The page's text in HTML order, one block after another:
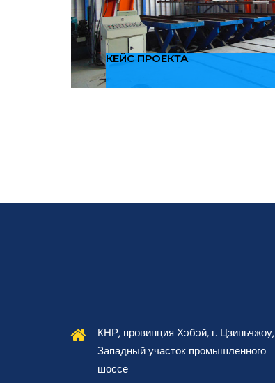
КЕЙС ПРОЕКТА
КНР, провинция Хэбэй, г. Цзиньчжоу,
Западный участок промышленного
шоссе